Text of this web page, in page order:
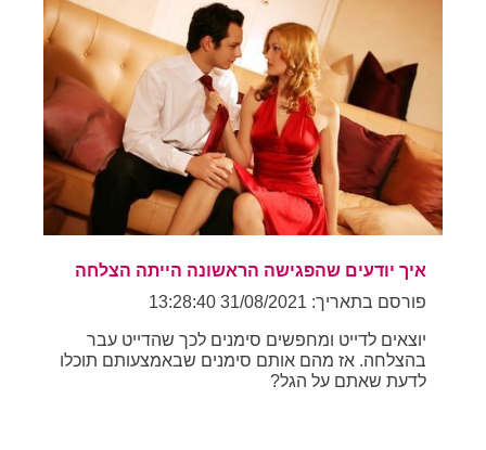
איך יודעים שהפגישה הראשונה הייתה הצלחה
פורסם בתאריך: 31/08/2021 13:28:40
יוצאים לדייט ומחפשים סימנים לכך שהדייט עבר
בהצלחה. אז מהם אותם סימנים שבאמצעותם תוכלו
לדעת שאתם על הגל?